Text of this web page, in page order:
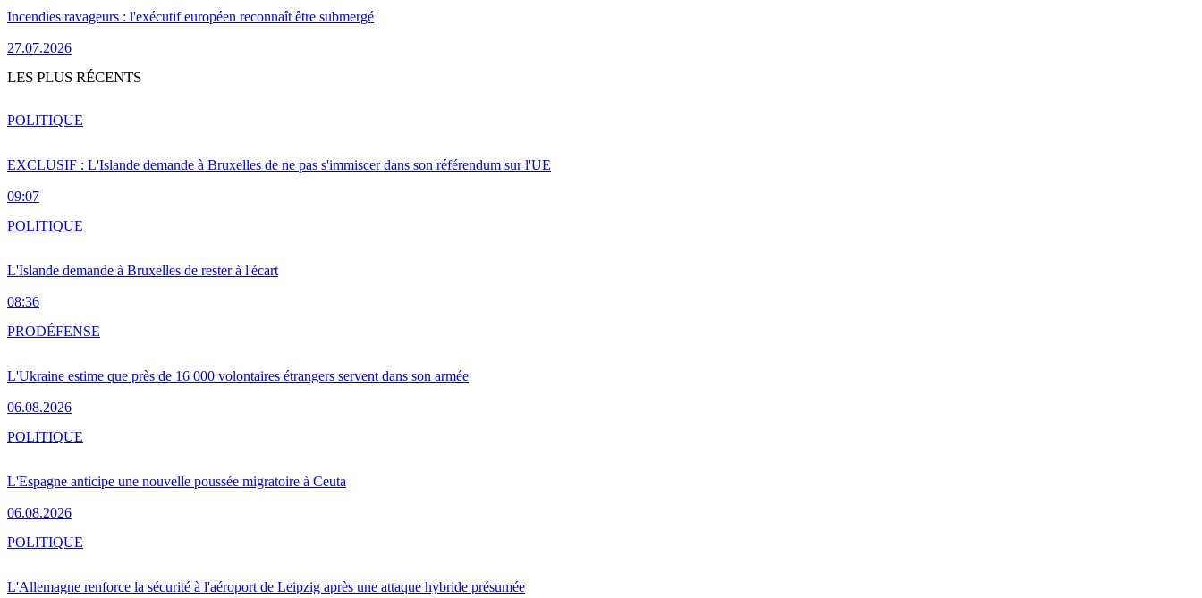
Incendies ravageurs : l'exécutif européen reconnaît être submergé
27.07.2026
LES PLUS RÉCENTS
EXCLUSIF : L'Islande demande à Bruxelles de ne pas s'immiscer dans son référendum sur l'UE
09:07
POLITIQUE
L'Islande demande à Bruxelles de rester à l'écart
08:36
POLITIQUE
L'Ukraine estime que près de 16 000 volontaires étrangers servent dans son armée
06.08.2026
PRODÉFENSE
L'Espagne anticipe une nouvelle poussée migratoire à Ceuta
06.08.2026
POLITIQUE
L'Allemagne renforce la sécurité à l'aéroport de Leipzig après une attaque hybride présumée
POLITIQUE